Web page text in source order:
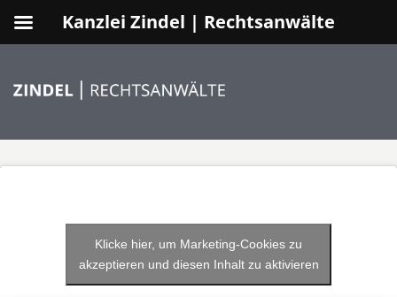
Klicke hier, um Marketing-Cookies zu
akzeptieren und diesen Inhalt zu aktivieren
Kanzlei Zindel | Rechtsanwälte